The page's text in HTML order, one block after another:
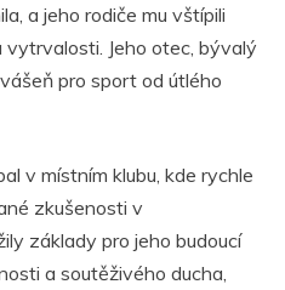
a jeho rodiče mu vštípili
Jeho otec, bývalý
pro sport od útlého
v místním klubu, kde rychle
zkušenosti v
základy pro jeho budoucí
a soutěživého ducha,